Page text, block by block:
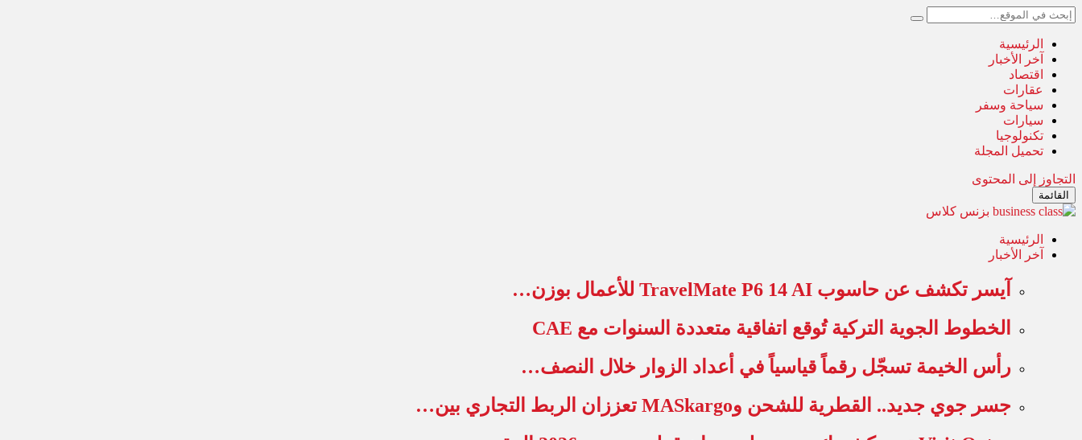
الرئيسية
آخر الأخبار
اقتصاد
عقارات
سياحة وسفر
سيارات
تكنولوجيا
تحميل المجلة
التجاوز إلى المحتوى
القائمة
الرئيسية
آخر الأخبار
آيسر تكشف عن حاسوب TravelMate P6 14 AI للأعمال بوزن…
الخطوط الجوية التركية تُوقع اتفاقية متعددة السنوات مع CAE
رأس الخيمة تسجّل رقماً قياسياً في أعداد الزوار خلال النصف…
جسر جوي جديد.. القطرية للشحن وMASkargo تعززان الربط التجاري بين…